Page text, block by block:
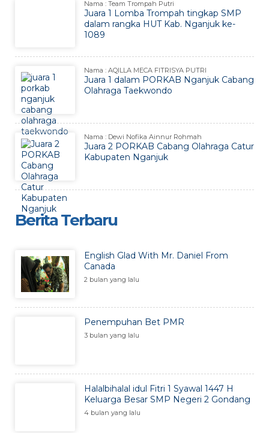
Nama : Team Trompah Putri
Juara 1 Lomba Trompah tingkap SMP
dalam rangka HUT Kab. Nganjuk ke-
1089
Nama : AQILLA MECA FITRISYA PUTRI
Juara 1 dalam PORKAB Nganjuk Cabang
Olahraga Taekwondo
Nama : Dewi Nofika Ainnur Rohmah
Juara 2 PORKAB Cabang Olahraga Catur
Kabupaten Nganjuk
Berita Terbaru
English Glad With Mr. Daniel From
Canada
2 bulan yang lalu
Penempuhan Bet PMR
3 bulan yang lalu
Halalbihalal idul Fitri 1 Syawal 1447 H
Keluarga Besar SMP Negeri 2 Gondang
4 bulan yang lalu